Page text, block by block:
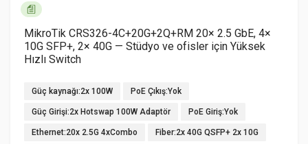
MikroTik CRS326-4C+20G+2Q+RM 20× 2.5 GbE, 4×
10G SFP+, 2× 40G — Stüdyo ve ofisler için Yüksek
Hızlı Switch
Güç kaynağı:2x 100W PoE Çıkış:Yok
Güç Girişi:2x Hotswap 100W Adaptör PoE Giriş:Yok
Ethernet:20x 2.5G 4xCombo Fiber:2x 40G QSFP+ 2x 10G